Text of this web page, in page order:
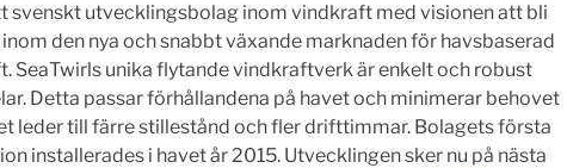
svenskt utvecklingsbolag inom vindkraft med visionen att bli
den nya och snabbt växande marknaden för havsbaserad
SeaTwirls unika flytande vindkraftverk är enkelt och robust
Detta passar förhållandena på havet och minimerar behovet
leder till färre stillestånd och fler drifttimmar. Bolagets första
installerades i havet år 2015. Utvecklingen sker nu på nästa